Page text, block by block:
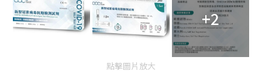
+2
點擊圖片放大